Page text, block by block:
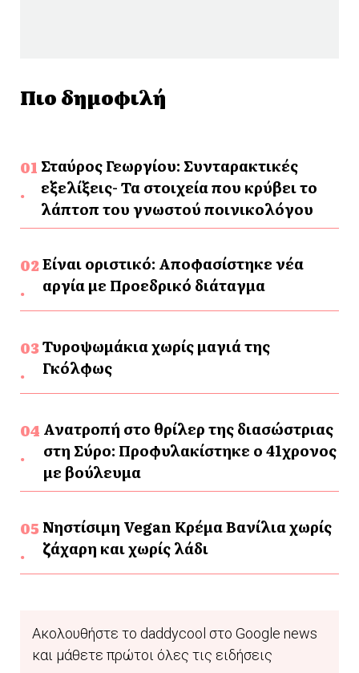
Πιο δημοφιλή
Σταύρος Γεωργίου: Συνταρακτικές
εξελίξεις- Τα στοιχεία που κρύβει το
λάπτοπ του γνωστού ποινικολόγου
Είναι οριστικό: Αποφασίστηκε νέα
αργία με Προεδρικό διάταγμα
Τυροψωμάκια χωρίς μαγιά της
Γκόλφως
Ανατροπή στο θρίλερ της διασώστριας
στη Σύρο: Προφυλακίστηκε ο 41χρονος
με βούλευμα
Νηστίσιμη Vegan Κρέμα Βανίλια χωρίς
ζάχαρη και χωρίς λάδι
Ακολουθήστε το daddycool στο Google news
και μάθετε πρώτοι όλες τις ειδήσεις